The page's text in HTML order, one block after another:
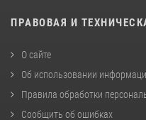
ПРАВОВАЯ И
О сайте
Об использовании
Правила обработки
Сообщить об ошибках